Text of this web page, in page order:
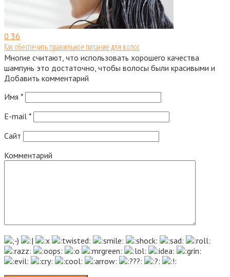
0 36
Как обеспечить правильное питание для волос
Многие считают, что использовать хорошего качества
шампунь это достаточно, чтобы волосы были красивыми и
Добавить комментарий
Имя *
E-mail *
Сайт
Комментарий